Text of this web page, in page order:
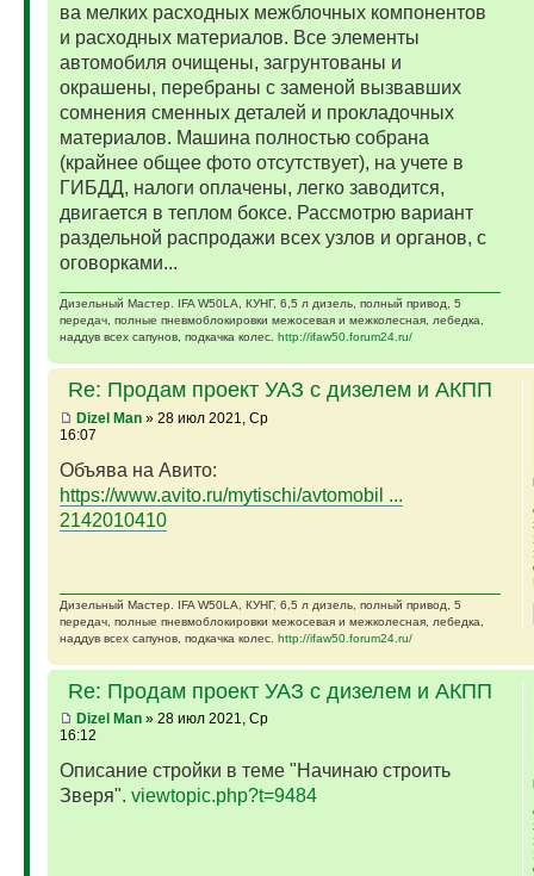
ва мелких расходных межблочных компонентов
и расходных материалов. Все элементы
автомобиля очищены, загрунтованы и
окрашены, перебраны с заменой вызвавших
сомнения сменных деталей и прокладочных
материалов. Машина полностью собрана
(крайнее общее фото отсутствует), на учете в
ГИБДД, налоги оплачены, легко заводится,
двигается в теплом боксе. Рассмотрю вариант
раздельной распродажи всех узлов и органов, с
оговорками...
Дизельный Мастер. IFA W50LA, КУНГ, 6,5 л дизель, полный привод, 5
передач, полные пневмоблокировки межосевая и межколесная, лебедка,
наддув всех сапунов, подкачка колес. http://ifaw50.forum24.ru/
Re: Продам проект УАЗ с дизелем и АКПП
Dizel Man» 28 июл 2021, Ср
16:07
Объява на Авито:
https://www.avito.ru/mytischi/avtomobil ...
2142010410
Дизельный Мастер. IFA W50LA, КУНГ, 6,5 л дизель, полный привод, 5
передач, полные пневмоблокировки межосевая и межколесная, лебедка,
наддув всех сапунов, подкачка колес. http://ifaw50.forum24.ru/
Re: Продам проект УАЗ с дизелем и АКПП
Dizel Man» 28 июл 2021, Ср
16:12
Описание стройки в теме "Начинаю строить
Зверя". viewtopic.php?t=9484